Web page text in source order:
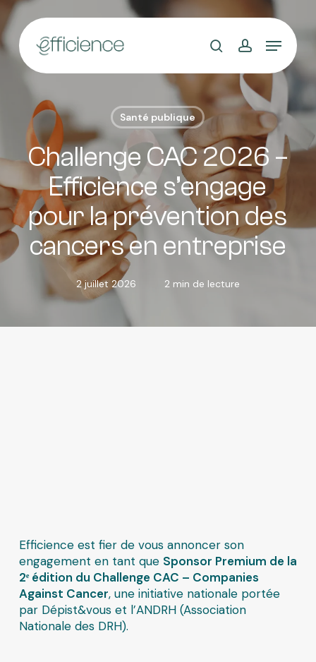
Skip
to
main
content
Santé publique
Challenge CAC 2026 –
Efficience s’engage
pour la prévention des
cancers en entreprise
2 juillet 2026 2 min de lecture
Efficience est fier de vous annoncer son
engagement en tant que Sponsor Premium de la
2ᵉ édition du Challenge CAC – Companies
Against Cancer, une initiative nationale portée
par Dépist&vous et l’ANDRH (Association
Nationale des DRH).